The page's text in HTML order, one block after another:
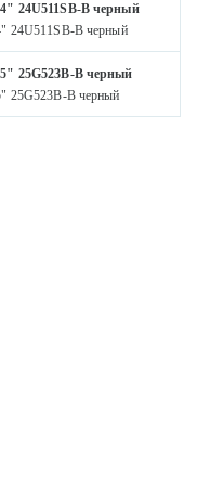
24U511SB-B черный
24U511SB-B черный
25G523B-B черный
25G523B-B черный